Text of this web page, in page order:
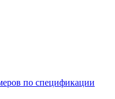
по спецификации